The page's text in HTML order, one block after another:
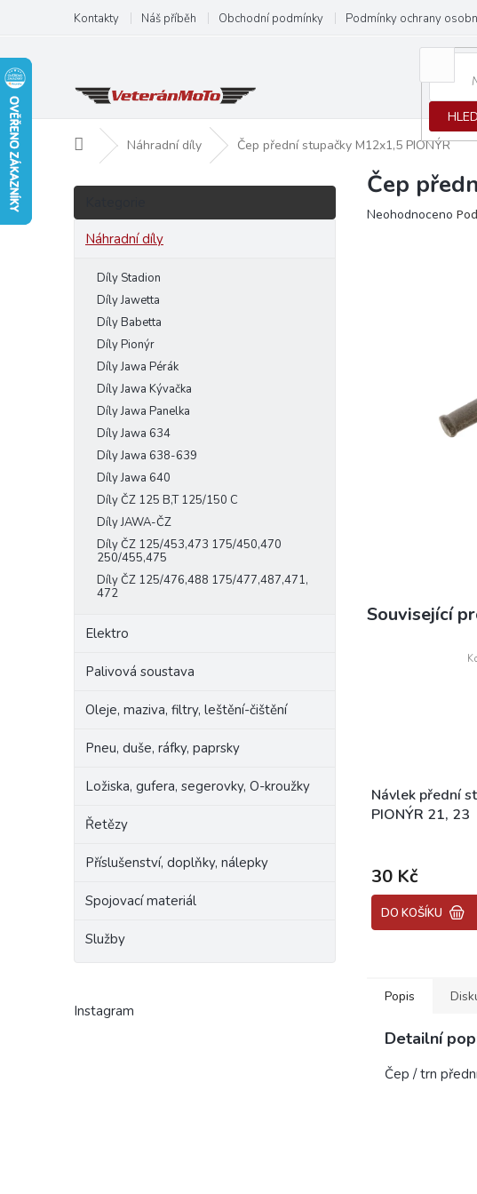
obsah
Kontakty Náš příběh Obchodní podmínky Podmínky ochrany
Domů Náhradní díly Čep přední stupačky M12x1,5 PIONÝR
P
s
Přeskočit
Náhradní díly
Díly Stadion
Díly Jawetta
Díly Babetta
Díly Pionýr
Díly Jawa Pérák
Díly Jawa Kývačka
Díly Jawa Panelka
Díly Jawa 634
Díly Jawa 638-639
Díly Jawa 640
Díly ČZ 125 B,T 125/150 C
Díly JAWA-ČZ
Díly ČZ 125/453,473 175/450,470
250/455,475
Díly ČZ 125/476,488 175/477,487,471,
472
Elektro
Palivová soustava
Oleje, maziva, filtry, leštění-čištění
Pneu, duše, ráfky, paprsky
Ložiska, gufera, segerovky, O-kroužky
Řetězy
Příslušenství, doplňky, nálepky
Spojovací materiál
Služby
Instagram
Čep
Průměrné
Neohodnoceno
Související
Návlek přední
PIONÝR 21, 23
30 Kč
DO KOŠÍKU
Popis
Detailní
Čep / trn